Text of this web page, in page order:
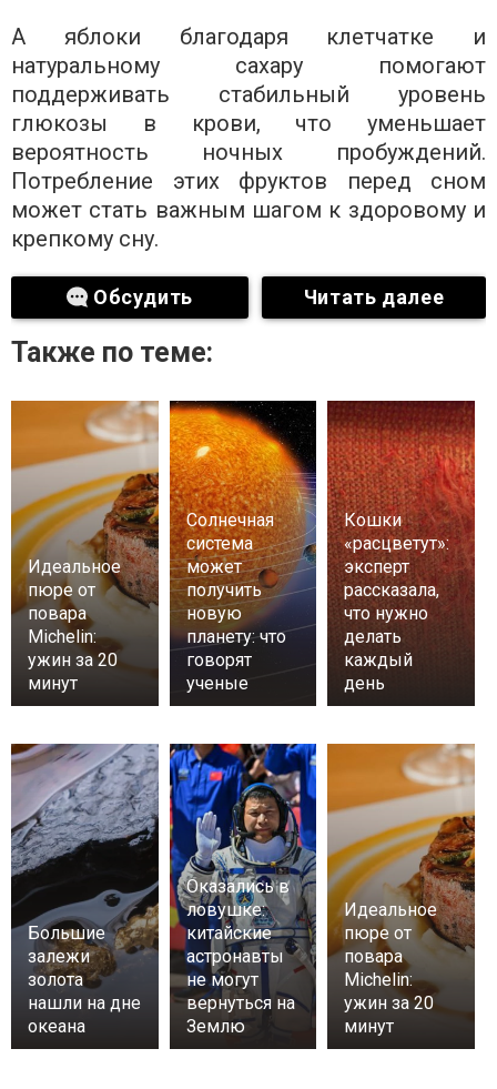
А яблоки благодаря клетчатке и
натуральному сахару помогают
поддерживать стабильный уровень
глюкозы в крови, что уменьшает
вероятность ночных пробуждений.
Потребление этих фруктов перед сном
может стать важным шагом к здоровому и
крепкому сну.
Обсудить Читать далее
Также по теме:
Идеальное
пюре от
повара
Michelin:
ужин за 20
минут
Солнечная
система
может
получить
новую
планету: что
говорят
ученые
Кошки
«расцветут»:
эксперт
рассказала,
что нужно
делать
каждый
день
Большие
залежи
золота
нашли на дне
океана
Оказались в
ловушке:
китайские
астронавты
не могут
вернуться на
Землю
Идеальное
пюре от
повара
Michelin:
ужин за 20
минут